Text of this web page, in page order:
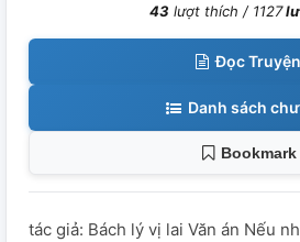
43 lượt thích / 1127
Đọc Truyện
Danh sách
Bookmark
tác giả: Bách lý vị lai Văn án Nếu